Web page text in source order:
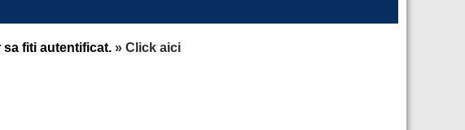
sa fiti autentificat. » Click aici